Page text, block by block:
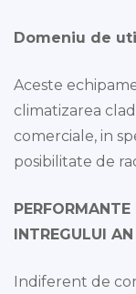
Domeniu de
Aceste
climatizarea
comerciale, in
posibilitate de
PERFORMANTE
INTREGULUI AN
Indiferent de